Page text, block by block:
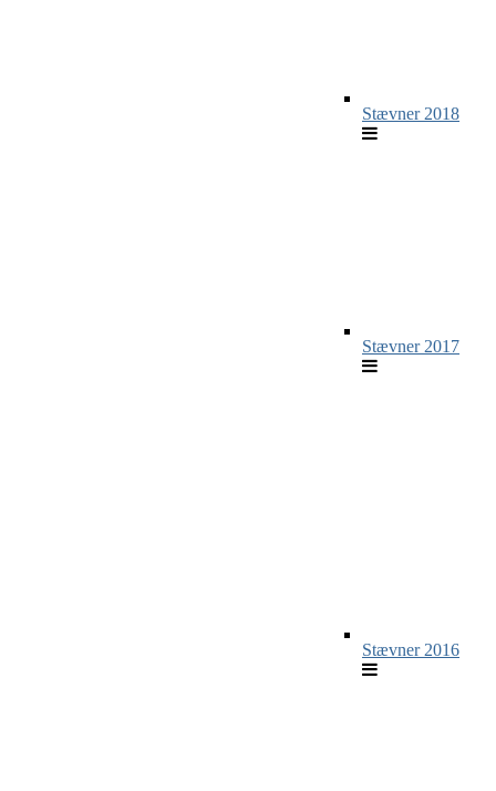
Stævner 2018
Stævner 2017
Stævner 2016